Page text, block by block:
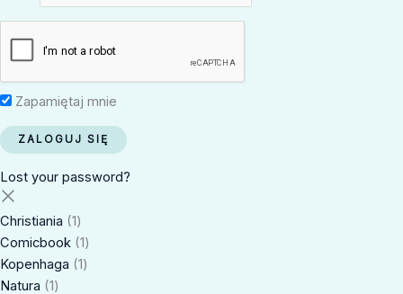
Zapamiętaj mnie
Lost your password?
Christiania
1
Comicbook 1
Kopenhaga
1
Natura
1